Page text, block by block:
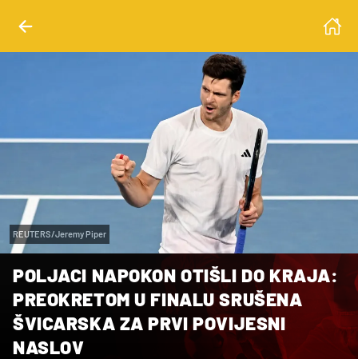
REUTERS/Jeremy Piper
POLJACI NAPOKON OTIŠLI DO KRAJA:
PREOKRETOM U FINALU SRUŠENA
ŠVICARSKA ZA PRVI POVIJESNI
NASLOV